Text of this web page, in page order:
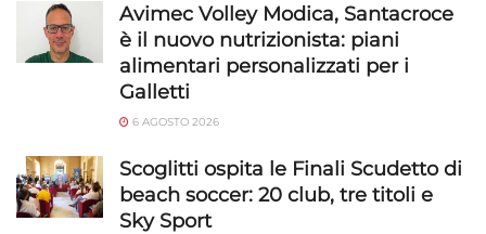
Avimec Volley Modica, Santacroce
è il nuovo nutrizionista: piani
alimentari personalizzati per i
Galletti
6 AGOSTO 2026
Scoglitti ospita le Finali Scudetto di
beach soccer: 20 club, tre titoli e
Sky Sport